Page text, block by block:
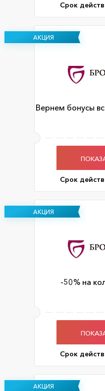
Срок
АКЦИЯ
Вернем бонусы
Срок
АКЦИЯ
-50% на
Срок
АКЦИЯ